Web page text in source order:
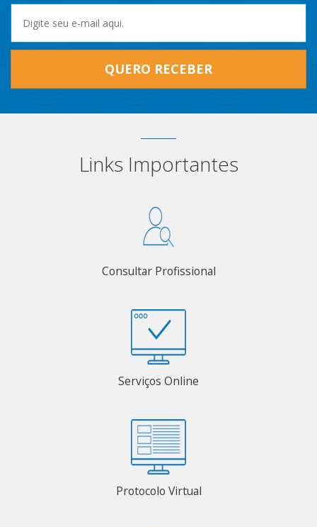
QUERO RECEBER
Links Importantes
Consultar Profissional
Serviços Online
Protocolo Virtual